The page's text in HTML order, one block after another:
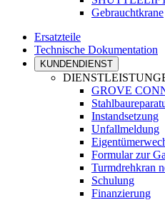
Gebrauchtkrane
Ersatzteile
Technische Dokumentation
KUNDENDIENST
GROVE
Instandsetzung
Unfallmeldung
Formular zur
Turmdrehkran
Schulung
Finanzierung